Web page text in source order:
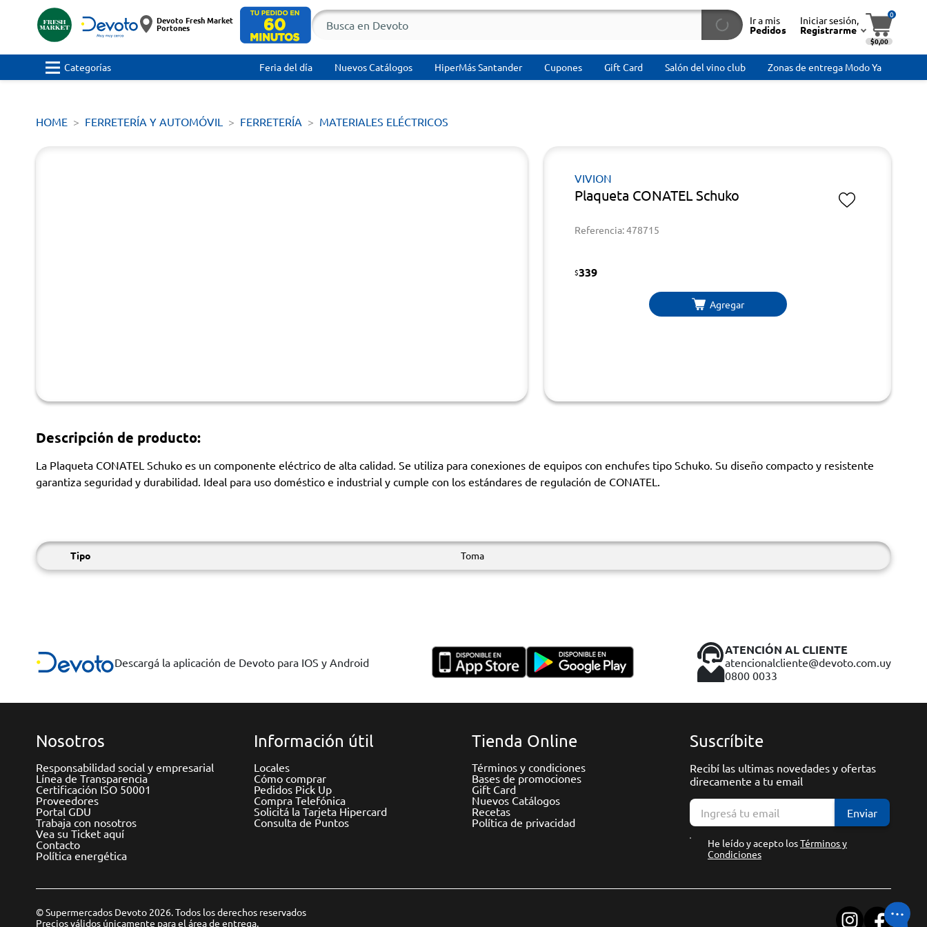
Devoto Fresh Market
Portones
Ir a mis
Pedidos
Iniciar sesión,
Registrarme
0
$0,00
Categorías Feria del día Nuevos Catálogos HiperMás Santander Cupones Gift Card Salón del vino club Zonas de entrega Modo Ya
HOME FERRETERÍA Y AUTOMÓVIL FERRETERÍA MATERIALES ELÉCTRICOS
VIVION
Plaqueta CONATEL Schuko
Referencia: 478715
$339
Agregar
Descripción de producto:
La Plaqueta CONATEL Schuko es un componente eléctrico de alta calidad. Se utiliza para conexiones de equipos con enchufes tipo Schuko. Su diseño compacto y resistente
garantiza seguridad y durabilidad. Ideal para uso doméstico e industrial y cumple con los estándares de regulación de CONATEL.
Tipo Toma
Descargá la aplicación de Devoto para IOS y Android
ATENCIÓN AL CLIENTE
atencionalcliente@devoto.com.uy
0800 0033
Nosotros
Responsabilidad social y empresarial
Línea de Transparencia
Certificación ISO 50001
Proveedores
Portal GDU
Trabaja con nosotros
Vea su Ticket aquí
Contacto
Política energética
Información útil
Locales
Cómo comprar
Pedidos Pick Up
Compra Telefónica
Solicitá la Tarjeta Hipercard
Consulta de Puntos
Tienda Online
Términos y condiciones
Bases de promociones
Gift Card
Nuevos Catálogos
Recetas
Política de privacidad
Suscríbite
Recibí las ultimas novedades y ofertas
direcamente a tu email
Enviar
He leído y acepto losTérminos y
Condiciones
© Supermercados Devoto 2026. Todos los derechos reservados
Precios válidos únicamente para el área de entrega.